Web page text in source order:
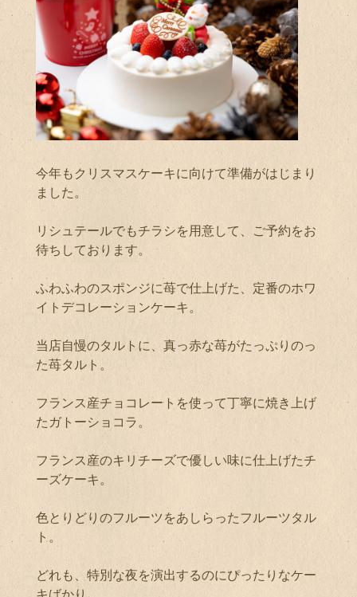
今年もクリスマスケーキに向けて準備がはじまり
ました。
リシュテールでもチラシを用意して、ご予約をお
待ちしております。
ふわふわのスポンジに苺で仕上げた、定番のホワ
イトデコレーションケーキ。
当店自慢のタルトに、真っ赤な苺がたっぷりのっ
た苺タルト。
フランス産チョコレートを使って丁寧に焼き上げ
たガトーショコラ。
フランス産のキリチーズで優しい味に仕上げたチ
ーズケーキ。
色とりどりのフルーツをあしらったフルーツタル
ト。
どれも、特別な夜を演出するのにぴったりなケー